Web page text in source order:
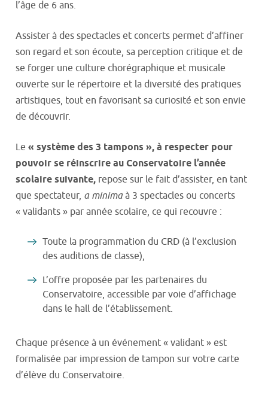
l’âge de 6 ans.
Assister à des spectacles et concerts permet d’affiner
son regard et son écoute, sa perception critique et de
se forger une culture chorégraphique et musicale
ouverte sur le répertoire et la diversité des pratiques
artistiques, tout en favorisant sa curiosité́ et son envie
de découvrir.
Le « système des 3 tampons », à respecter pour
pouvoir se réinscrire au Conservatoire l’année
scolaire suivante, repose sur le fait d’assister, en tant
que spectateur, a minimaà 3 spectacles ou concerts
« validants » par année scolaire, ce qui recouvre :
Toute la programmation du CRD (à l’exclusion
des auditions de classe),
L’offre proposée par les partenaires du
Conservatoire, accessible par voie d’affichage
dans le hall de l’établissement.
Chaque présence à un événement « validant » est
formalisée par impression de tampon sur votre carte
d’élève du Conservatoire.